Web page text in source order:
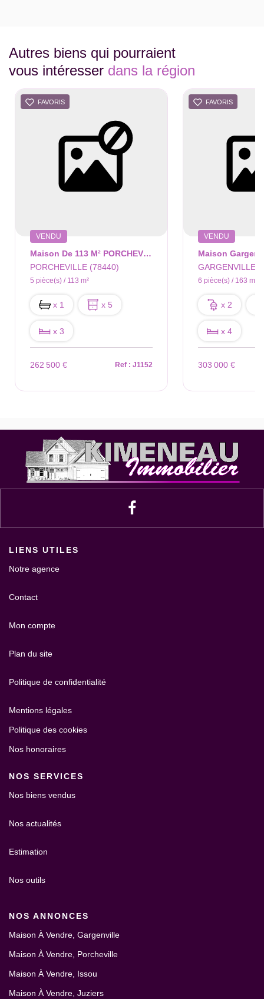
Autres biens qui pourraient
vous intéresser dans la région
FAVORIS
VENDU
Maison De 113 M² PORCHEVILLE
PORCHEVILLE (78440)
5 pièce(s) / 113 m²
x 1 x 5
x 3
262 500 € Ref : J1152
FAVORIS
VENDU
GARGENVILLE
6 pièce(s) / 163 m²
x 2
x 4
303 000 €
LIENS UTILES
Notre agence
Contact
Mon compte
Plan du site
Politique de confidentialité
Mentions légales
Politique des cookies
Nos honoraires
NOS SERVICES
Nos biens vendus
Nos actualités
Estimation
Nos outils
NOS ANNONCES
Maison À Vendre, Gargenville
Maison À Vendre, Porcheville
Maison À Vendre, Issou
Maison À Vendre, Juziers